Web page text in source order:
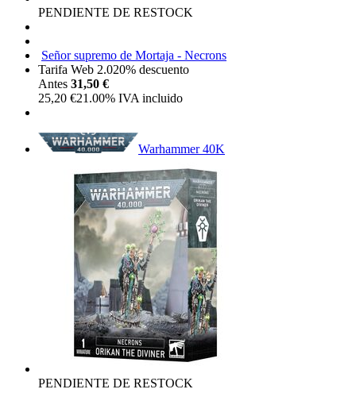
PENDIENTE DE RESTOCK
Señor supremo de Mortaja - Necrons
Tarifa Web 2.020% descuento
Antes 31,50 €
25,20 €21.00% IVA incluido
Warhammer 40K
PENDIENTE DE RESTOCK